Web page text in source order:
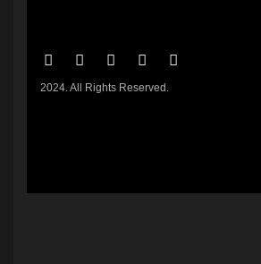
2024. All Rights Reserved.